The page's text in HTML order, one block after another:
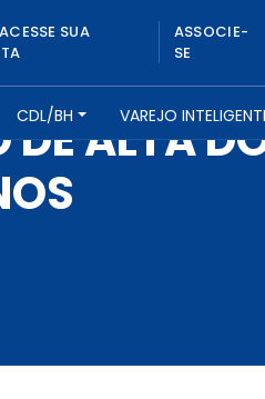
ACESSE SUA
ASSOCIE-
SE
CDL/BH VAREJO
ALTA